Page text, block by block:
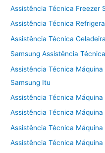
Assistência Técnica Freezer
Assistência Técnica
Assistência Técnica
Samsung Assistência
Assistência Técnica
Samsung Itu
Assistência Técnica
Assistência Técnica
Assistência Técnica
Assistência Técnica